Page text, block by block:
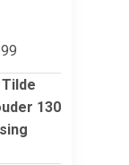
99
130